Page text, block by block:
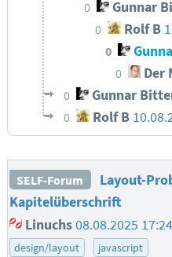
0 Gunnar
0 Rolf B
0
0 Der
0 Gunnar
0 Rolf B
SELF-Forum
Layout-
Kapitelüberschrift
Linuchs 08.08.2025 17:24
design/layout
javascript